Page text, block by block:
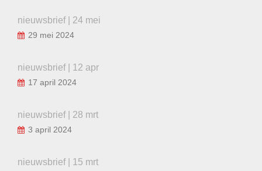
nieuwsbrief | 24 mei
29 mei 2024
nieuwsbrief | 12 apr
17 april 2024
nieuwsbrief | 28 mrt
3 april 2024
nieuwsbrief | 15 mrt